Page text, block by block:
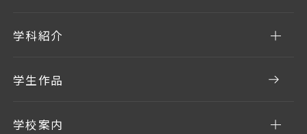
学科紹介
学生作品
学校案内